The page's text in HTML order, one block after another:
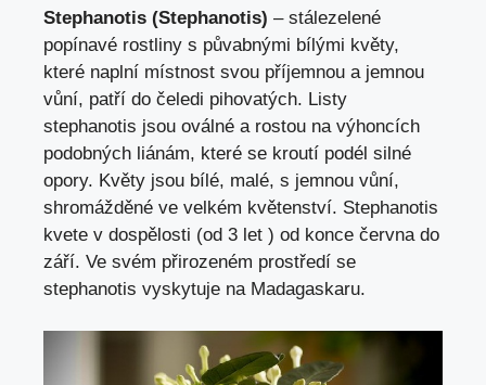
Stephanotis (Stephanotis) – stálezelené
popínavé rostliny s půvabnými bílými květy,
které naplní místnost svou příjemnou a jemnou
vůní, patří do čeledi pihovatých. Listy
stephanotis jsou oválné a rostou na výhoncích
podobných liánám, které se kroutí podél silné
opory. Květy jsou bílé, malé, s jemnou vůní,
shromážděné ve velkém květenství. Stephanotis
kvete v dospělosti (od 3 let ) od konce června do
září. Ve svém přirozeném prostředí se
stephanotis vyskytuje na Madagaskaru.